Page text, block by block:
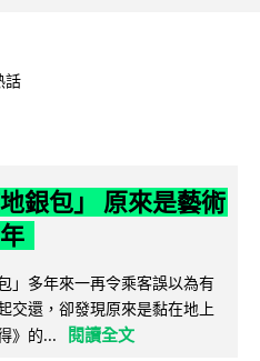
話
銀包」 原來是藝術
」多年來一再令乘客誤以為有
交還，卻發現原來是黏在地上
》的...
閱讀全文